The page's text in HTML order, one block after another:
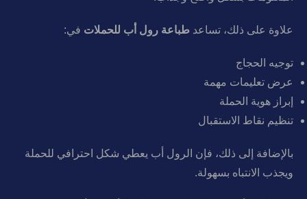
علاوة على ذلك، تساعد طباعة رول أب للحملات في:
توجيه الحجاج
عرض تعليمات مهمة
إبراز هوية الحملة
تنظيم نقاط الاستقبال
بالإضافة إلى ذلك، فإن الرول أب يعطي شكل احترافي للحملة
ويجذب الانتباه بسهولة.